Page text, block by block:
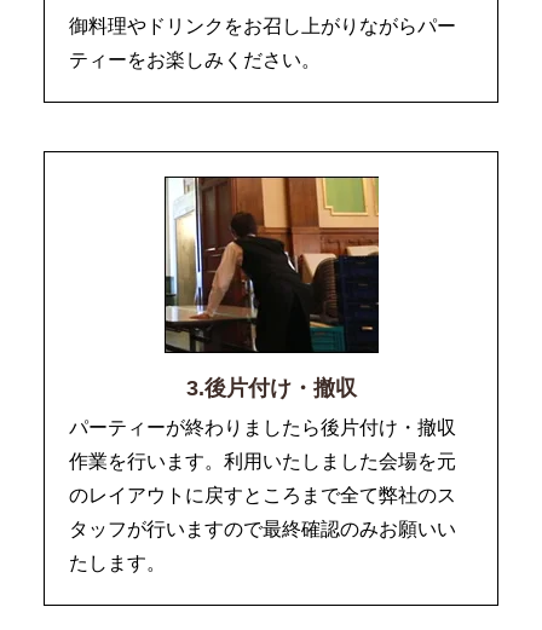
御料理やドリンクをお召し上がりながらパー
ティーをお楽しみください。
3.後片付け・撤収
パーティーが終わりましたら後片付け・撤収
作業を行います。利用いたしました会場を元
のレイアウトに戻すところまで全て弊社のス
タッフが行いますので最終確認のみお願いい
たします。